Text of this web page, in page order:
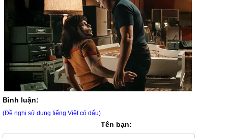
Bình luận:
(Đề nghị sử dụng tiếng Việt có dấu)
Tên bạn: